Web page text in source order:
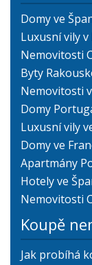
Domy ve
Luxusní vily
Nemovitosti
Byty
Nemovitosti
Domy
Luxusní vily
Domy ve
Apartmány
Hotely ve
Nemovitosti
Koupě
Jak probíhá